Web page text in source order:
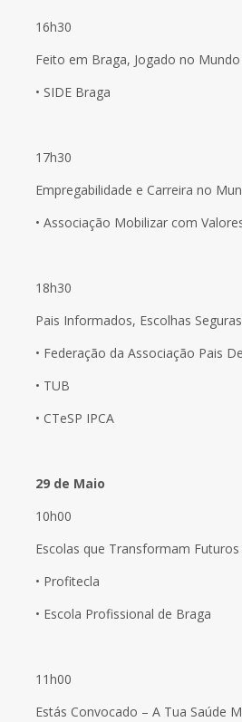
16h30
Feito em Braga, Jogado no
• SIDE Braga
17h30
Empregabilidade e Carreira no
• Associação Mobilizar com
18h30
Pais Informados, Escolhas
• Federação da Associação Pais
• TUB
• CTeSP IPCA
29 de Maio
10h00
Escolas que Transformam Futuros
• Profitecla
• Escola Profissional de Braga
11h00
Estás Convocado – A Tua Saúde